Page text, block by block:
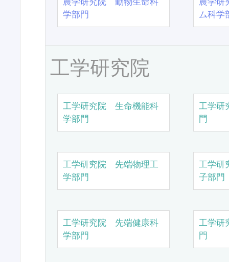
学部門
ム科学
工学研究院
工学研究院 生命機能科
学部門
工学研
門
工学研究院 先端物理工
学部門
工学研
子部門
工学研究院 先端健康科
学部門
工学研
門